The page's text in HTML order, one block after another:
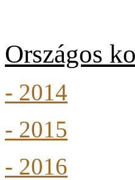
Országos
- 2014
- 2015
- 2016